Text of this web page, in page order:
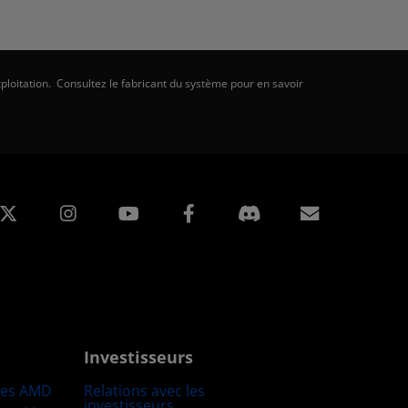
Consultez le fabricant du système pour en savoir
Instagram Facebook
AMD
Investisseurs
Relations avec les